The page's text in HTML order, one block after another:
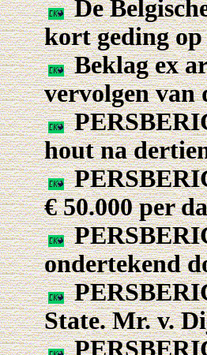
De
kort geding
Beklag ex
vervolgen van
hout na
€ 50.000 per
ondertekend
State. Mr. v.